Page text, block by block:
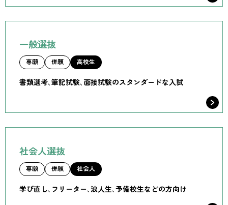
一般選抜
専願 併願 高校生
書類選考、筆記試験、面接試験のスタンダードな入試
社会人選抜
専願 併願 社会人
学び直し、フリーター、浪人生、予備校生などの方向け